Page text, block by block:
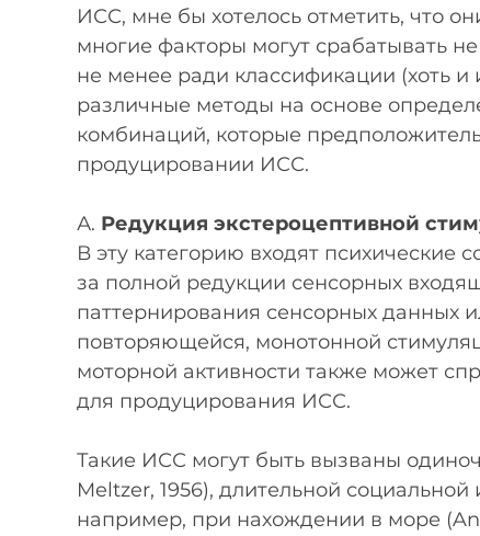
ИСС, мне бы хотелось отметить, что
многие факторы могут срабатывать
не менее ради классификации (хоть и
различные методы на основе
комбинаций, которые
продуцировании ИСС.
А. Редукция экстероцептивной
В эту категорию входят психические
за полной редукции сенсорных
паттернирования сенсорных данных
повторяющейся, монотонной
моторной активности также может
для продуцирования ИСС.
Такие ИСС могут быть вызваны
Meltzer, 1956), длительной
например, при нахождении в море